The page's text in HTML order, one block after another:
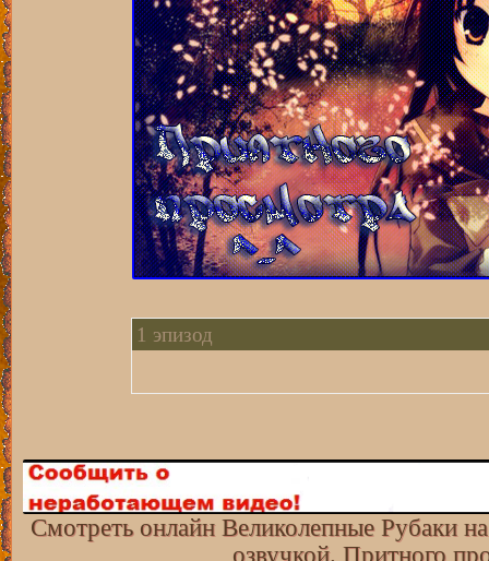
1 эпизод
Смотреть онлайн Великолепные Рубаки
озвучкой. Притного